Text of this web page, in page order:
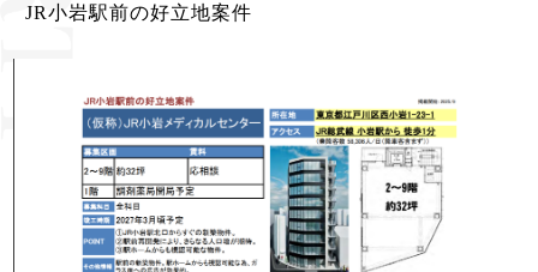
JR小岩駅前の好立地案件